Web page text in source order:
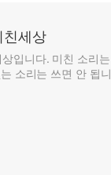
친세상
입니다. 미친 소리는
소리는 쓰면 안 됩니